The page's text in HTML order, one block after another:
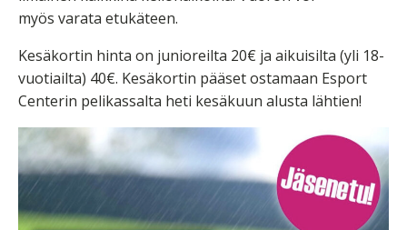
myös varata etukäteen.
Kesäkortin hinta on junioreilta 20€ ja aikuisilta (yli 18-
vuotiailta) 40€. Kesäkortin pääset ostamaan Esport
Centerin pelikassalta heti kesäkuun alusta lähtien!